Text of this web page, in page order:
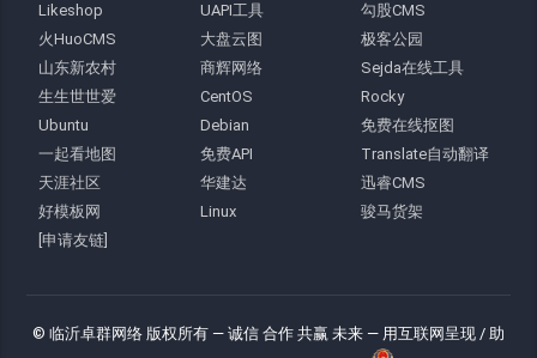
Likeshop
UAPI工具
勾股CMS
火HuoCMS
大盘云图
极客公园
山东新农村
商辉网络
Sejda在线工具
生生世世爱
CentOS
Rocky
Ubuntu
Debian
免费在线抠图
一起看地图
免费API
Translate自动翻译
天涯社区
华建达
迅睿CMS
好模板网
Linux
骏马货架
[申请友链]
© 临沂卓群网络 版权所有 — 诚信 合作 共赢 未来 — 用互联网呈现 / 助